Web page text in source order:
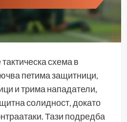
схема в
петима защитници,
и трима нападатели,
солидност, докато
Тази подредба